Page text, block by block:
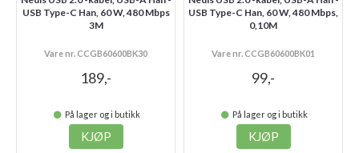
USB Type-C Han, 60 W, 480 Mbps
3M
Vare nr. CCGB60600BK30
189,-
På lager og i butikk
KJØP
USB Type-C Han, 60 W, 480 Mbps,
0,10M
Vare nr. CCGB60600BK01
99,-
På lager og i butikk
KJØP